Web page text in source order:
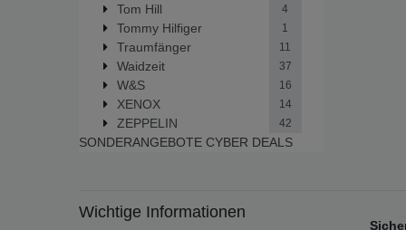
Tom Hill 4
Tommy Hilfiger 1
Traumfänger 11
Waidzeit 37
W&S 16
XENOX 14
ZEPPELIN 42
SONDERANGEBOTE CYBER DEALS
Wichtige Informationen